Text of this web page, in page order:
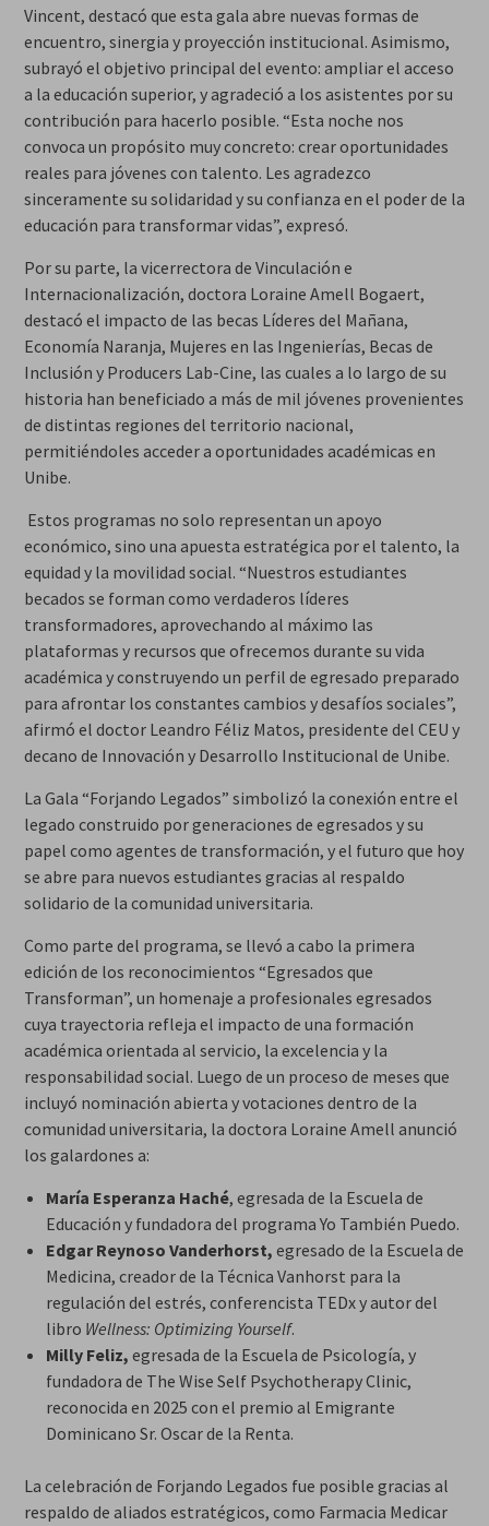
Vincent, destacó que esta gala abre nuevas formas de
encuentro, sinergia y proyección institucional. Asimismo,
subrayó el objetivo principal del evento: ampliar el acceso
a la educación superior, y agradeció a los asistentes por su
contribución para hacerlo posible. “Esta noche nos
convoca un propósito muy concreto: crear oportunidades
reales para jóvenes con talento. Les agradezco
sinceramente su solidaridad y su confianza en el poder de la
educación para transformar vidas”, expresó.
Por su parte, la vicerrectora de Vinculación e
Internacionalización, doctora Loraine Amell Bogaert,
destacó el impacto de las becas Líderes del Mañana,
Economía Naranja, Mujeres en las Ingenierías, Becas de
Inclusión y Producers Lab-Cine, las cuales a lo largo de su
historia han beneficiado a más de mil jóvenes provenientes
de distintas regiones del territorio nacional,
permitiéndoles acceder a oportunidades académicas en
Unibe.
Estos programas no solo representan un apoyo
económico, sino una apuesta estratégica por el talento, la
equidad y la movilidad social. “Nuestros estudiantes
becados se forman como verdaderos líderes
transformadores, aprovechando al máximo las
plataformas y recursos que ofrecemos durante su vida
académica y construyendo un perfil de egresado preparado
para afrontar los constantes cambios y desafíos sociales”,
afirmó el doctor Leandro Féliz Matos, presidente del CEU y
decano de Innovación y Desarrollo Institucional de Unibe.
La Gala “Forjando Legados” simbolizó la conexión entre el
legado construido por generaciones de egresados y su
papel como agentes de transformación, y el futuro que hoy
se abre para nuevos estudiantes gracias al respaldo
solidario de la comunidad universitaria.
Como parte del programa, se llevó a cabo la primera
edición de los reconocimientos “Egresados que
Transforman”, un homenaje a profesionales egresados
cuya trayectoria refleja el impacto de una formación
académica orientada al servicio, la excelencia y la
responsabilidad social. Luego de un proceso de meses que
incluyó nominación abierta y votaciones dentro de la
comunidad universitaria, la doctora Loraine Amell anunció
los galardones a:
María Esperanza Haché, egresada de la Escuela de
Educación y fundadora del programa Yo También Puedo.
Edgar Reynoso Vanderhorst, egresado de la Escuela de
Medicina, creador de la Técnica Vanhorst para la
regulación del estrés, conferencista TEDx y autor del
libro Wellness: Optimizing Yourself.
Milly Feliz, egresada de la Escuela de Psicología, y
fundadora de The Wise Self Psychotherapy Clinic,
reconocida en 2025 con el premio al Emigrante
Dominicano Sr. Oscar de la Renta.
La celebración de Forjando Legados fue posible gracias al
respaldo de aliados estratégicos, como Farmacia Medicar